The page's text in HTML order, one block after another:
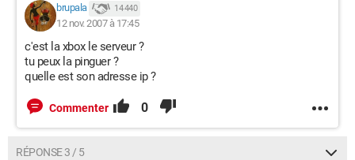
brupala 14 440
12 nov. 2007 à 17:45
c'est la xbox le serveur ?
tu peux la pinguer ?
quelle est son adresse ip ?
Commenter 0
RÉPONSE 3 / 5